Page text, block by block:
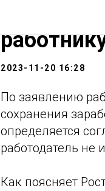
Когда
2023-11-20 16:28
По заявлению
сохранения
определяется
работодатель не
Как поясняет